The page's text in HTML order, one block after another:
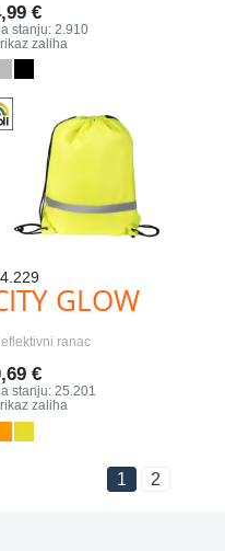
€
stanju: 2.910
zaliha
GLOW
ranac
€
stanju: 25.201
zaliha
1 2